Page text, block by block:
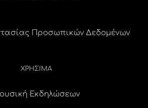
Προσωπικών Δεδομένων
ΧΡΗΣΙΜΑ
Εκδηλώσεων